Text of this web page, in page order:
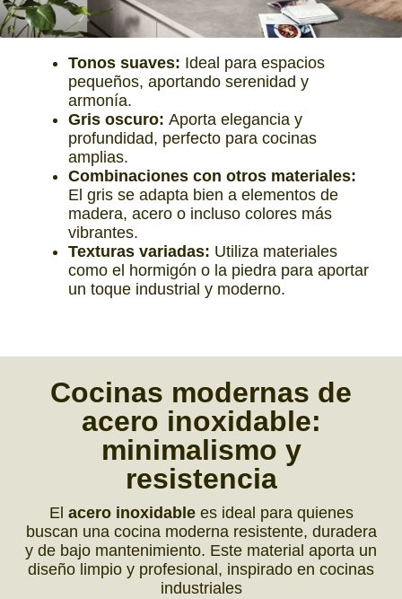
Tonos suaves: Ideal para espacios
pequeños, aportando serenidad y
armonía.
Gris oscuro: Aporta elegancia y
profundidad, perfecto para cocinas
amplias.
Combinaciones con otros materiales:
El gris se adapta bien a elementos de
madera, acero o incluso colores más
vibrantes.
Texturas variadas: Utiliza materiales
como el hormigón o la piedra para aportar
un toque industrial y moderno.
Cocinas modernas de
acero inoxidable:
minimalismo y
resistencia
El acero inoxidablees ideal para quienes
buscan una cocina moderna resistente, duradera
y de bajo mantenimiento. Este material aporta un
diseño limpio y profesional, inspirado en cocinas
industriales